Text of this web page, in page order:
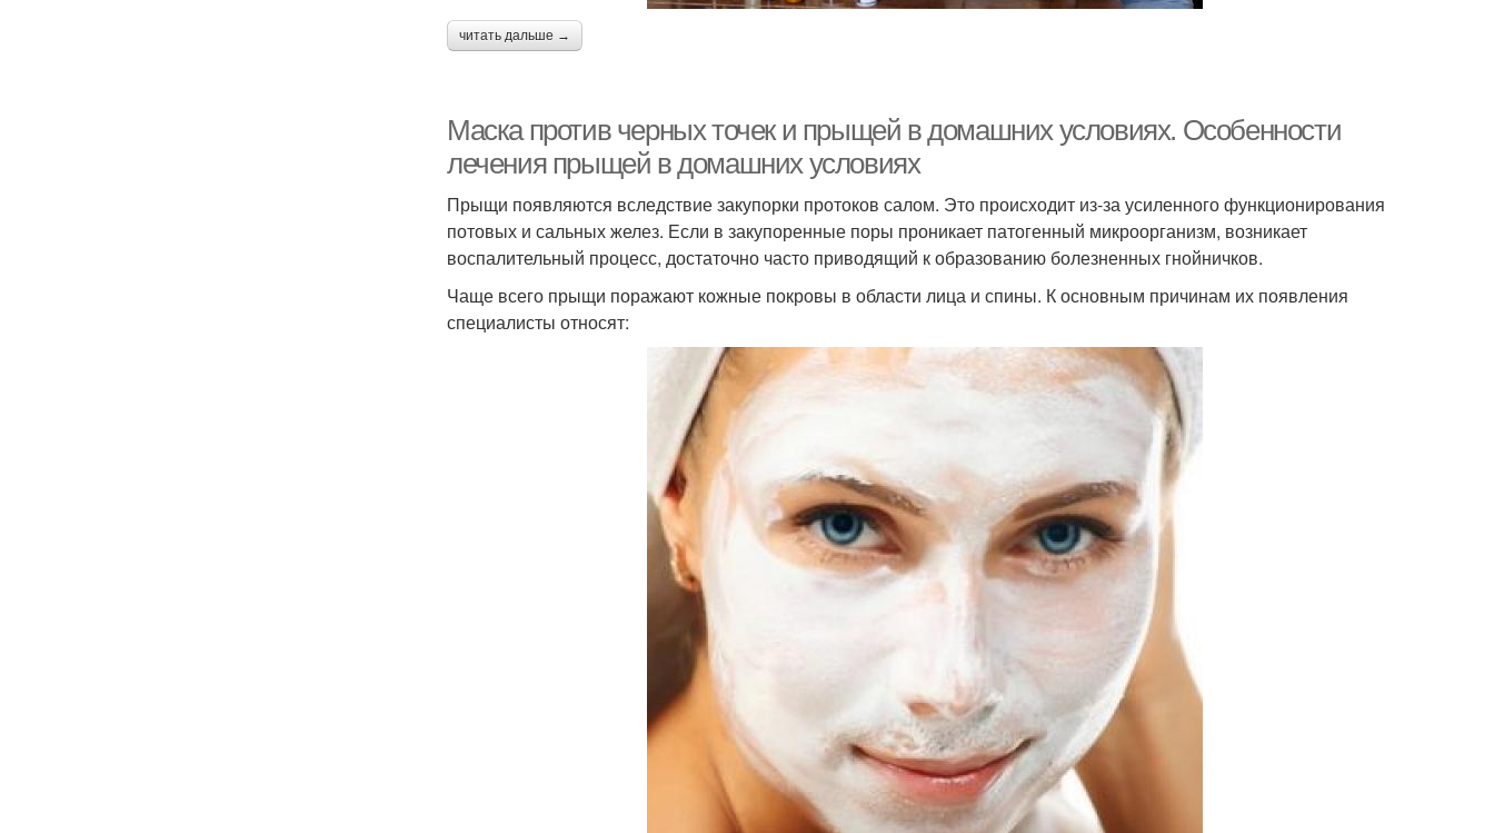
читать дальше →
Маска против черных точек и прыщей в домашних условиях. Особенности
лечения прыщей в домашних условиях
Прыщи появляются вследствие закупорки протоков салом. Это происходит из-за усиленного функционирования
потовых и сальных желез. Если в закупоренные поры проникает патогенный микроорганизм, возникает
воспалительный процесс, достаточно часто приводящий к образованию болезненных гнойничков.
Чаще всего прыщи поражают кожные покровы в области лица и спины. К основным причинам их появления
специалисты относят: